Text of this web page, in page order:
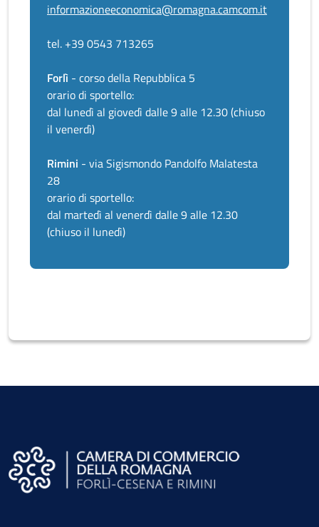
informazioneeconomica@romagna.camcom.it
tel. +39 0543 713265
Forlì - corso della Repubblica 5
orario di sportello:
dal lunedì al giovedì dalle 9 alle 12.30 (chiuso
il venerdì)
Rimini - via Sigismondo Pandolfo Malatesta
28
orario di sportello:
dal martedì al venerdì dalle 9 alle 12.30
(chiuso il lunedì)